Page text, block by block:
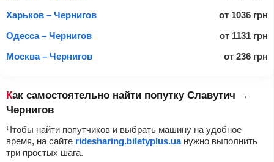
Харьков – Чернигов
от 1036 грн
Одесса – Чернигов
от 1131 грн
Москва – Чернигов
от 236 грн
Как самостоятельно найти попутку Славутич →
Чернигов
Чтобы найти попутчиков и выбрать машину на удобное
время, на сайте ridesharing.biletyplus.uaнужно выполнить
три простых шага.